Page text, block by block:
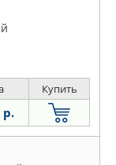
Купить
р.